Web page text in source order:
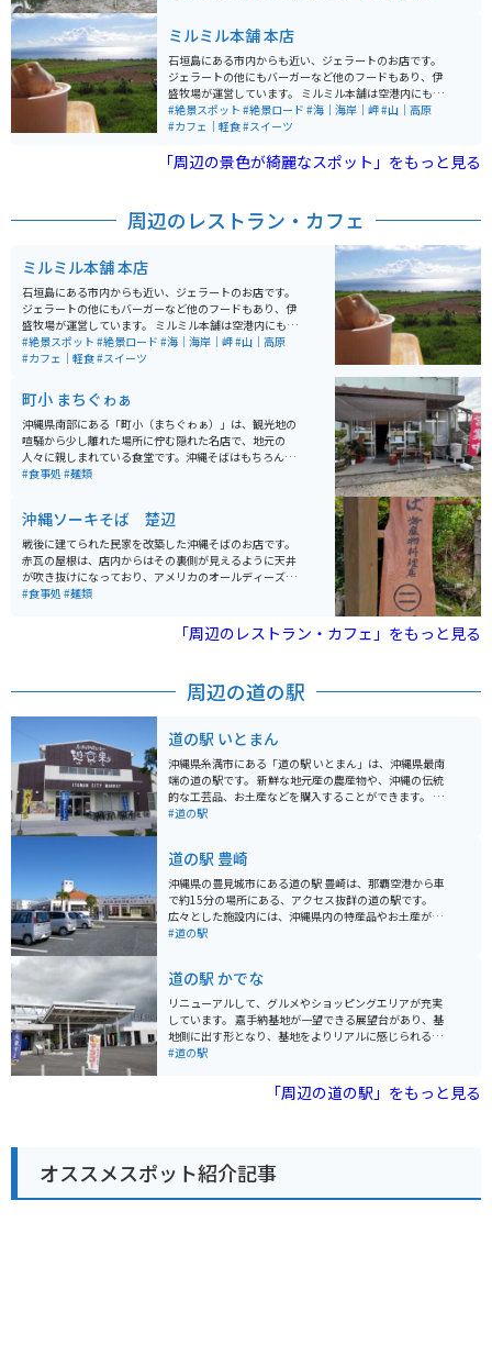
所としても利用しやすいのが特徴です。観光と休憩を兼
ねて訪れるのにちょうど良い場所です。
ミルミル本舗 本店
石垣島にある市内からも近い、ジェラートのお店です。
ジェラートの他にもバーガーなど他のフードもあり、伊
盛牧場が運営しています。 ミルミル本舗は空港内にも店
舗がありますが、こちらの店舗は眺めがかなり良いで
す。店舗より敷地内がかなり広く、目の前の水平線を見
めることができるスポットです。
#絶景スポット #絶景ロード #海｜海岸｜岬#山｜高原
#カフェ｜軽食#スイーツ
「周辺の景色が綺麗なスポット」をもっと見る
周辺のレストラン・カフェ
ミルミル本舗 本店
石垣島にある市内からも近い、ジェラートのお店です。
ジェラートの他にもバーガーなど他のフードもあり、伊
盛牧場が運営しています。 ミルミル本舗は空港内にも店
舗がありますが、こちらの店舗は眺めがかなり良いで
す。店舗より敷地内がかなり広く、目の前の水平線を見
めることができるスポットです。
#絶景スポット #絶景ロード #海｜海岸｜岬#山｜高原
#カフェ｜軽食#スイーツ
町小 まちぐゎぁ
沖縄県南部にある「町小（まちぐゎぁ）」は、観光地の
喧騒から少し離れた場所に佇む隠れた名店で、地元の
人々に親しまれている食堂です。沖縄そばはもちろん、
新鮮な刺身や揚げたての天ぷら、さらにはデザートまで
距離も近く、沖縄ならではの温かい空気感を感じられま
す。 観光客でも気軽に入りやすく、旅の中でリアルな沖
縄の日常に触れられる貴重な一軒です。幹線道路から少
し入った立地のため、バイクでのアクセスもしやすく、
ツーリングの途中に立ち寄ってゆっくり食事を楽しむス
#食事処 #麺類
沖縄ソーキそば 楚辺
戦後に建てられた民家を改築した沖縄そばのお店です。
赤瓦の屋根は、店内からはその裏側が見えるように天井
が吹き抜けになっており、アメリカのオールディーズの
BGMとシャンデリアが特徴的です。 懐かしさの中にも新
柔らかく煮込まれた肉との相性が抜群。定番の三枚肉の
沖縄そばはもちろん、ソーキそば、てびちそば等もあり
#食事処 #麺類
「周辺のレストラン・カフェ」をもっと見る
周辺の道の駅
道の駅 いとまん
沖縄県糸満市にある「道の駅 いとまん」は、沖縄県最南
端の道の駅です。 新鮮な地元産の農産物や、沖縄の伝統
的な工芸品、お土産などを購入することができます。 特
に、併設されている「糸満漁業協同組合 魚販売センタ
イベントも開催されることがあるので、事前に確認して
おくと良いでしょう。 バイクで訪れる場合は、道の駅に
隣接する「糸満市観光農園」に、無料で利用できる屋根
付きのバイク駐輪場があるので安心です。 道の駅の周辺
には、沖縄戦の激戦地となった「平和祈念公園」や、美
美味しいものを楽しめる「道の駅 いとまん」は、沖縄観
光の拠点としてもおすすめです。
#道の駅
道の駅 豊崎
沖縄県の豊見城市にある道の駅 豊崎は、那覇空港から車
で約15分の場所にある、アクセス抜群の道の駅です。
広々とした施設内には、沖縄県内の特産品やお土産が購
入できる物産センターや、沖縄そばなどの沖縄料理が楽
駅 豊崎は、美しいビーチが広がる豊崎海浜公園に隣接し
ているのも魅力です。公園内には、遊歩道や展望台が整
備されており、青い海と空を眺めながら、のんびりと過
ごすことができます。夕日の絶景スポットとしても知ら
れており、ロマンチックなひとときを過ごしたい方にも
車場なので、バイクを停める場所にも困りません。道の
#道の駅
道の駅 かでな
リニューアルして、グルメやショッピングエリアが充実
しています。 嘉手納基地が一望できる展望台があり、基
地側に出す形となり、基地をよりリアルに感じられるよ
うになっています。 また3階には学習展示室もあり、平
中心に沖縄農産物やお土産も種類豊富に販売しておりま
#道の駅
「周辺の道の駅」をもっと見る
オススメスポット紹介記事